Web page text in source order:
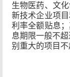
生物医药、文
新技术企业项
利率全额贴息
息期限一般不
别重大的项目不